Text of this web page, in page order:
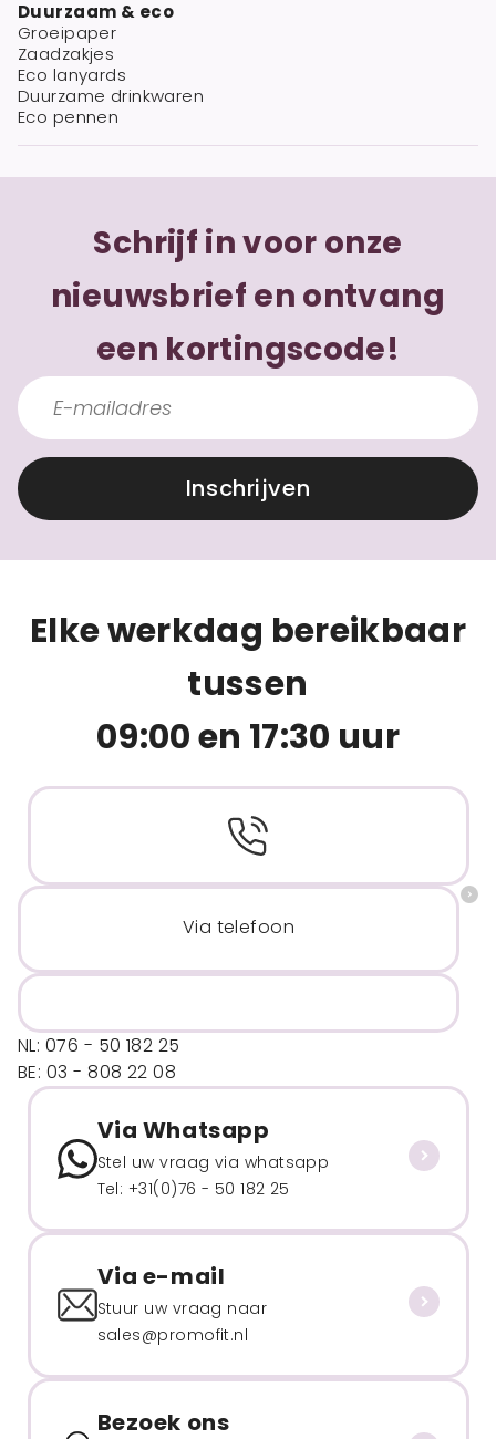
Duurzaam & eco
Groeipaper
Zaadzakjes
Eco lanyards
Duurzame drinkwaren
Eco pennen
Schrijf in voor onze
nieuwsbrief en ontvang
een kortingscode!
Inschrijven
Elke werkdag bereikbaar
tussen
09:00 en 17:30 uur
Via telefoon
NL: 076 - 50 182 25
BE: 03 - 808 22 08
Via Whatsapp
Stel uw vraag via whatsapp
Tel: +31(0)76 - 50 182 25
Via e-mail
Stuur uw vraag naar
sales@promofit.nl
Bezoek ons